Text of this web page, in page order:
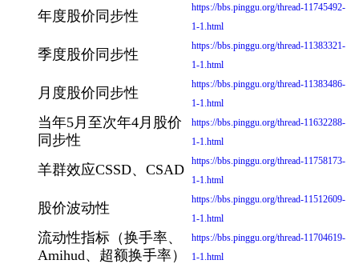
年度股价同步性
https://bbs.pinggu.org/thread-11745492-
1-1.html
季度股价同步性
https://bbs.pinggu.org/thread-11383321-
1-1.html
月度股价同步性
https://bbs.pinggu.org/thread-11383486-
1-1.html
当年5月至次年4月股价
同步性
https://bbs.pinggu.org/thread-11632288-
1-1.html
羊群效应CSSD、CSAD
https://bbs.pinggu.org/thread-11758173-
1-1.html
股价波动性
https://bbs.pinggu.org/thread-11512609-
1-1.html
流动性指标（换手率、
Amihud、超额换手率）
https://bbs.pinggu.org/thread-11704619-
1-1.html